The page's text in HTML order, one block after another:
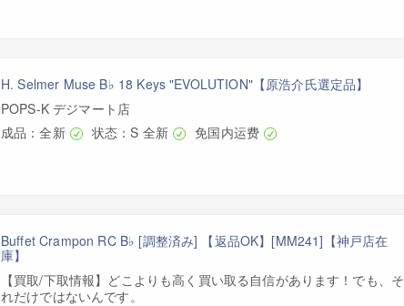
H. Selmer Muse B♭ 18 Keys "EVOLUTION"【原浩介氏選定品】
POPS-K デジマート店
成品：全新
状态：S 全新 免国内运费
Buffet Crampon RC B♭ [調整済み] 【返品OK】[MM241]【神戸店在
庫】
【買取/下取情報】どこよりも高く買い取る自信があります！でも、そ
れだけではないんです。